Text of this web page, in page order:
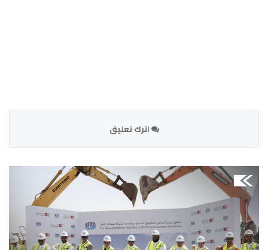
اترك تعليق